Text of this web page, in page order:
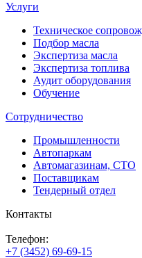
Услуги
Техническое
Подбор масла
Экспертиза масла
Экспертиза топлива
Аудит оборудования
Обучение
Сотрудничество
Промышленности
Автопаркам
Автомагазинам, СТО
Поставщикам
Тендерный отдел
Контакты
Телефон:
+7 (3452) 69-69-15